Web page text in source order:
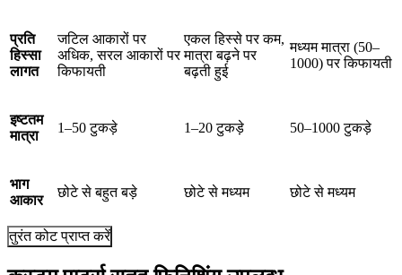
प्रति
हिस्सा
लागत
जटिल आकारों पर
अधिक, सरल आकारों पर
किफायती
एकल हिस्से पर कम,
मात्रा बढ़ने पर
बढ़ती हुई
मध्यम मात्रा (50–
1000) पर किफायती
इष्टतम
मात्रा
1–50 टुकड़े 1–20 टुकड़े 50–1000 टुकड़े
भाग
आकार
छोटे से बहुत बड़े छोटे से मध्यम छोटे से मध्यम
तुरंत कोट प्राप्त करें